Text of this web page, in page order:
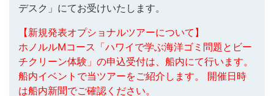
デスク」にてお受けいたします。
【新規発表オプショナルツアーについて】
ホノルルMコース「ハワイで学ぶ海洋ゴミ問題とビー
チクリーン体験」の申込受付は、船内にて行います。
船内イベントで当ツアーをご紹介します。 開催日時
は船内新聞でご確認ください。